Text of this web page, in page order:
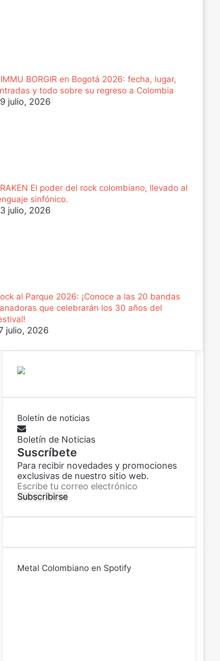
BORGIR en Bogotá 2026: fecha, lugar,
y todo sobre su regreso a Colombia
julio, 2026
El poder del rock colombiano, llevado al
sinfónico.
julio, 2026
al Parque 2026: ¡Conoce a las 20 bandas
que celebrarán los 30 años del
julio, 2026
Boletín de noticias
Boletín de Noticias
Suscríbete
Para recibir novedades y promociones
exclusivas de nuestro sitio web.
E
s
r
e
u
Metal Colombiano en Spotify